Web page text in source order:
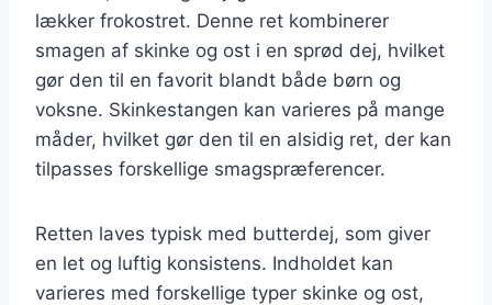
lækker frokostret. Denne ret kombinerer
smagen af skinke og ost i en sprød dej, hvilket
gør den til en favorit blandt både børn og
voksne. Skinkestangen kan varieres på mange
måder, hvilket gør den til en alsidig ret, der kan
tilpasses forskellige smagspræferencer.
Retten laves typisk med butterdej, som giver
en let og luftig konsistens. Indholdet kan
varieres med forskellige typer skinke og ost,